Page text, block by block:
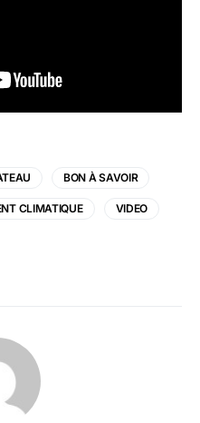
BON À SAVOIR
CLIMATIQUE VIDEO